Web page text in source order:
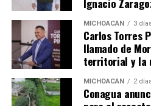
El Economista – FGR
declarar por
Estados Unidos
El Sol de México – FGR
Estados Unidos a
MICHOACÁN 3
Carlos Torres
llamado de
territorial y la
MICHOACÁN 2
Conagua